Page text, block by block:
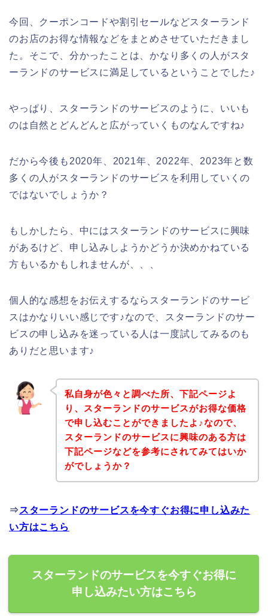
今回、クーポンコードや割引セールなどスターランド
のお店のお得な情報などをまとめさせていただきまし
た。そこで、分かったことは、かなり多くの人がスタ
ーランドのサービスに満足しているということでした♪
やっぱり、スターランドのサービスのように、いいも
のは自然とどんどんと広がっていくものなんですね♪
だから今後も2020年、2021年、2022年、2023年と数
多くの人がスターランドのサービスを利用していくの
ではないでしょうか？
もしかしたら、中にはスターランドのサービスに興味
があるけど、申し込みしようかどうか決めかねている
方もいるかもしれませんが、、、
個人的な感想をお伝えするならスターランドのサービ
スはかなりいい感じです♪なので、スターランドのサー
ビスの申し込みを迷っている人は一度試してみるのも
ありだと思います♪
私自身が色々と調べた所、下記ページよ
り、スターランドのサービスがお得な価格
で申し込むことができましたよ♪なので、
スターランドのサービスに興味のある方は
下記ページなどを参考にされてみてはいか
がでしょうか？
⇒ スターランドのサービスを今すぐお得に申し込みた
い方はこちら
スターランドのサービスを今すぐお得に
申し込みたい方はこちら